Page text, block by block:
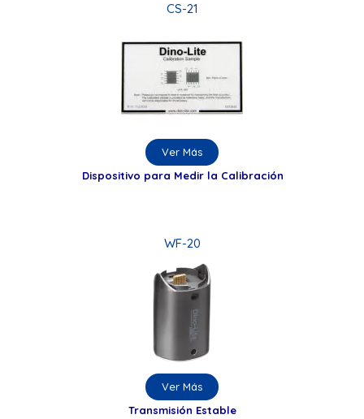
CS-21
Dispositivo para Medir la Calibración
Ver Más
WF-20
Transmisión Estable
Ver Más